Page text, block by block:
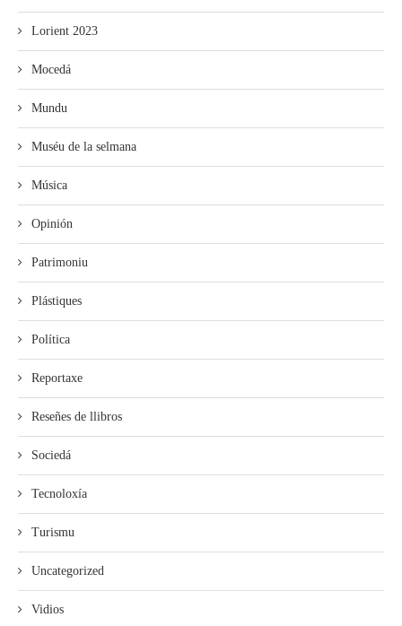
Lorient 2023
Mocedá
Mundu
Muséu de la selmana
Música
Opinión
Patrimoniu
Plástiques
Política
Reportaxe
Reseñes de llibros
Sociedá
Tecnoloxía
Turismu
Uncategorized
Vidios